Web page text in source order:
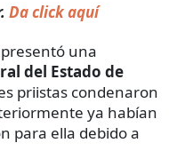
Da click aquí
una
del Estado de
priistas condenaron
ya habían
para ella debido a